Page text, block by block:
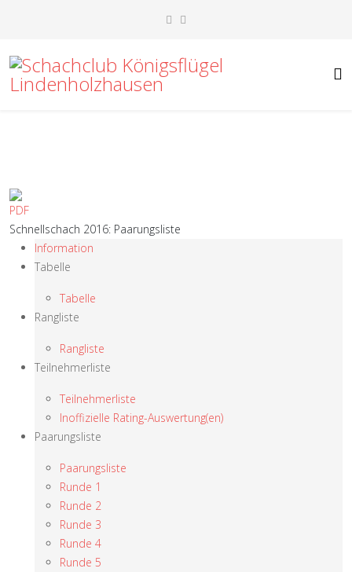
Schnellschach 2016: Paarungsliste
Information
Tabelle
Tabelle
Rangliste
Rangliste
Teilnehmerliste
Teilnehmerliste
Inoffizielle Rating-Auswertung(en)
Paarungsliste
Paarungsliste
Runde 1
Runde 2
Runde 3
Runde 4
Runde 5